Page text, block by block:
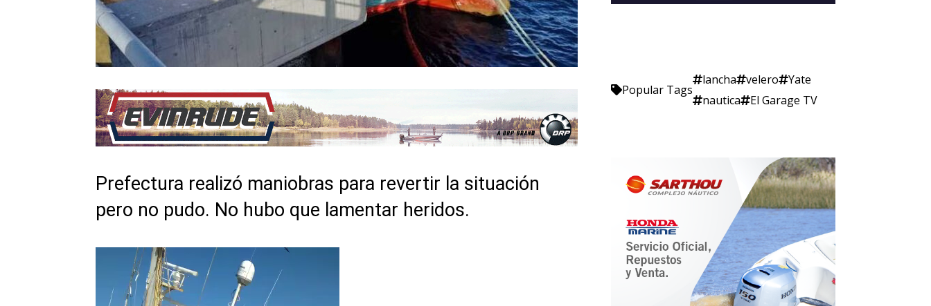
Prefectura realizó maniobras para revertir la situación
pero no pudo. No hubo que lamentar heridos.
Reproductor
vídeo
Popular Tags
lancha velero
Yate
nautica
El Garage TV